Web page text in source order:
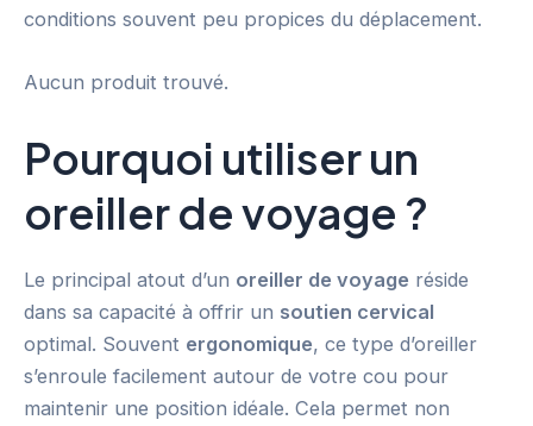
conditions souvent peu propices du déplacement.
Aucun produit trouvé.
Pourquoi utiliser un
oreiller de voyage ?
Le principal atout d’un oreiller de voyage réside
dans sa capacité à offrir un soutien cervical
optimal. Souvent ergonomique, ce type d’oreiller
s’enroule facilement autour de votre cou pour
maintenir une position idéale. Cela permet non